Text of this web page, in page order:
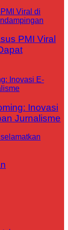
PMI Viral
Inovasi
Jurnalisme